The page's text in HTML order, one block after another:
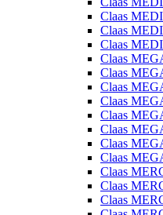
Claas
Claas
Claas
Claas
Claas
Claas
Claas
Claas
Claas
Claas
Claas
Claas
Claas
Claas